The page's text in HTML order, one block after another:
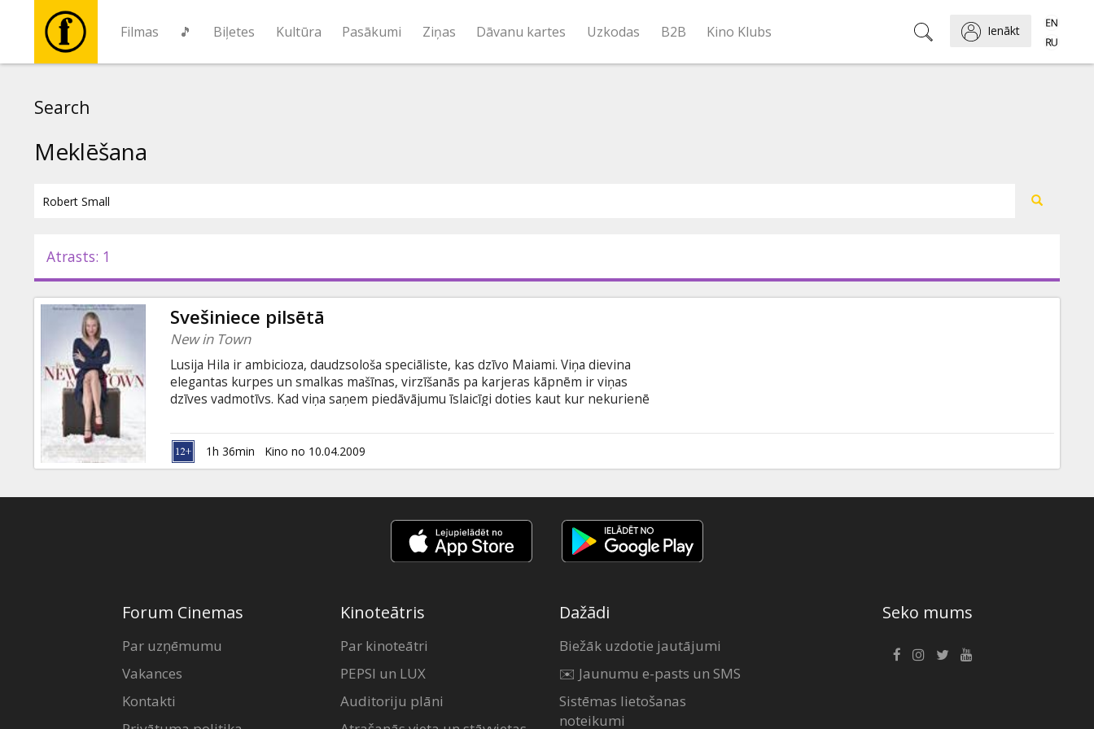
Filmas 🎵 Biļetes Kultūra Pasākumi Ziņas Dāvanu kartes Uzkodas B2B Kino Klubs Ienākt
Pasākumi
Dāvanu
kartes
Uzkodas
B2B
Search
Meklēšana
Atrasts: 1
Svešiniece pilsētā
New in Town
Lusija Hila ir ambicioza, daudzsološa speciāliste, kas dzīvo Maiami. Viņa dievina
elegantas kurpes un smalkas mašīnas, virzīšanās pa karjeras kāpnēm ir viņas
dzīves vadmotīvs. Kad viņa saņem piedāvājumu īslaicīgi doties kaut kur nekurienē
paaugstinājums. Jaunais pavērsiens darbā Lusijas dzīvi negaidīti apgriež kājām
gaisā, jo viņa atrod jaunu dzīves jēgu un pašai par pārsteigumu arī savu sapņu
vīrieti... Lomās: Renée Zellweger, Harry Connick, Jr., J.K.
1h 36min Kino no 10.04.2009
Forum Cinemas
Par uzņēmumu
Vakances
Kontakti
Kinoteātris
Par kinoteātri
PEPSI un LUX
Auditoriju plāni
Dažādi
Biežāk uzdotie jautājumi
✉️ Jaunumu e-pasts un SMS
Sistēmas lietošanas
noteikumi
Seko mums